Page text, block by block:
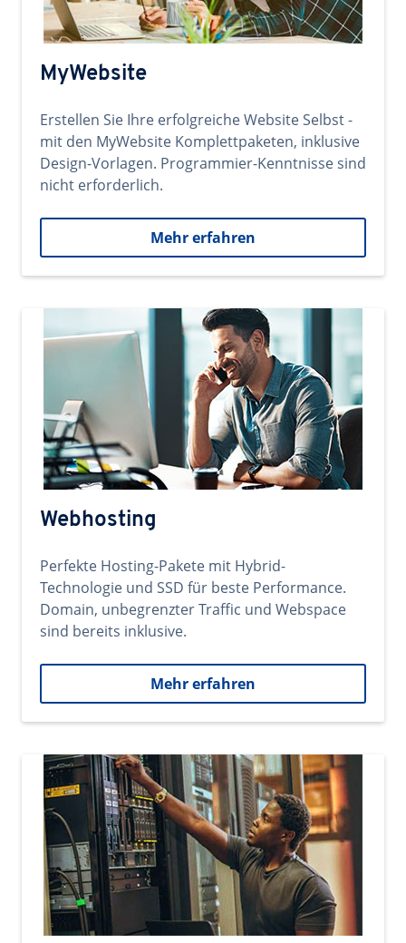
MyWebsite
Erstellen Sie Ihre erfolgreiche Website Selbst -
mit den MyWebsite Komplettpaketen, inklusive
Design-Vorlagen. Programmier-Kenntnisse sind
nicht erforderlich.
Mehr erfahren
Webhosting
Perfekte Hosting-Pakete mit Hybrid-
Technologie und SSD für beste Performance.
Domain, unbegrenzter Traffic und Webspace
sind bereits inklusive.
Mehr erfahren